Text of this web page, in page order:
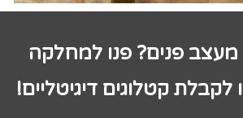
מעצב פנים? פנו למחלקה
קטלוגים דיגיטליים!